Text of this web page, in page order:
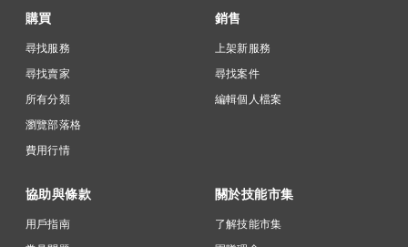
購買
尋找服務
尋找賣家
所有分類
瀏覽部落格
費用行情
銷售
上架新服務
尋找案件
編輯個人檔案
協助與條款
用戶指南
關於技能市集
了解技能市集